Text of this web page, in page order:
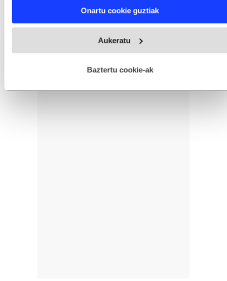
and set your preferences in thedetails section
fitxategiak erabiltzen ditu. Zure esperientzia eta zerbitzuak
esplizitua ematen diguzu.Gehiago irakurri
Onartu cookie guztiak
Aukeratu
Baztertu cookie-ak